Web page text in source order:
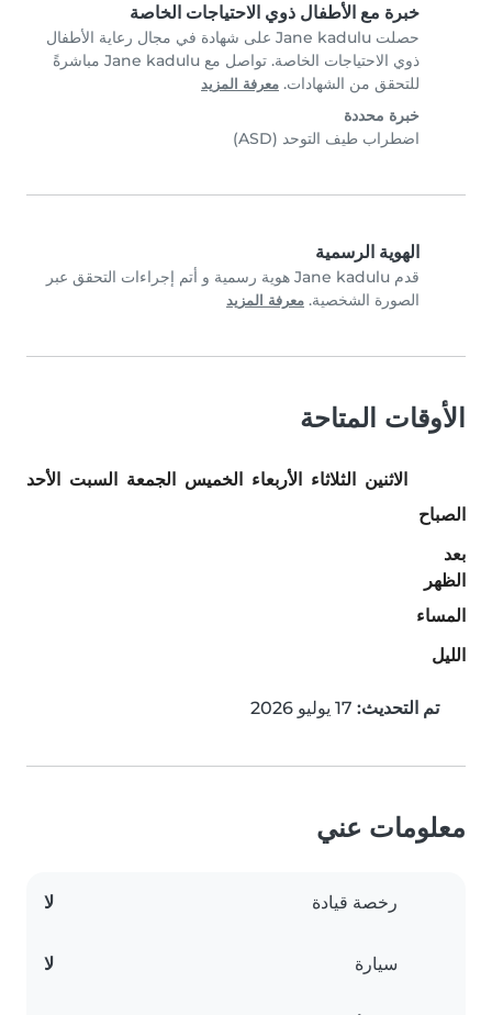
خبرة مع الأطفال ذوي الاحتياجات الخاصة
حصلت Jane kadulu على شهادة في مجال رعاية الأطفال
ذوي الاحتياجات الخاصة. تواصل مع Jane kadulu مباشرةً
للتحقق من الشهادات. معرفة المزيد
خبرة محددة
اضطراب طيف التوحد (ASD)
الهوية الرسمية
قدم Jane kadulu هوية رسمية و أتم إجراءات التحقق عبر
الصورة الشخصية. معرفة المزيد
الأوقات المتاحة
الاثنين الثلاثاء الأربعاء الخميس الجمعة السبت
الأحد
الصباح
بعد
الظهر
المساء
الليل
تم التحديث:
معلومات عني
رخصة قيادة لا
سيارة لا